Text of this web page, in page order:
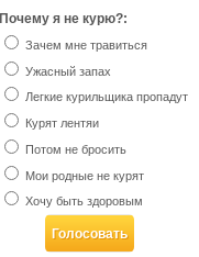
Почему я не курю?:
Зачем мне травиться
Ужасный запах
Легкие курильщика пропадут
Курят лентяи
Потом не бросить
Мои родные не курят
Хочу быть здоровым